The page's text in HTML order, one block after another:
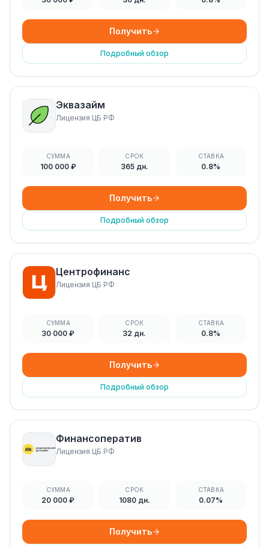
Получить
Подробный обзор
Эквазайм
Лицензия ЦБ РФ
СУММА
100 000 ₽
СРОК
365 дн.
СТАВКА
0.8%
Получить
Подробный обзор
Центрофинанс
Лицензия ЦБ РФ
СУММА
30 000 ₽
СРОК
32 дн.
СТАВКА
0.8%
Получить
Подробный обзор
Финансоператив
Лицензия ЦБ РФ
СУММА
20 000 ₽
СРОК
1080 дн.
СТАВКА
0.07%
Получить